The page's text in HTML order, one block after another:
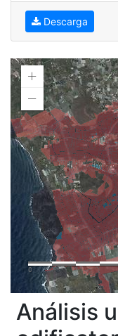
Descarga
Análisis